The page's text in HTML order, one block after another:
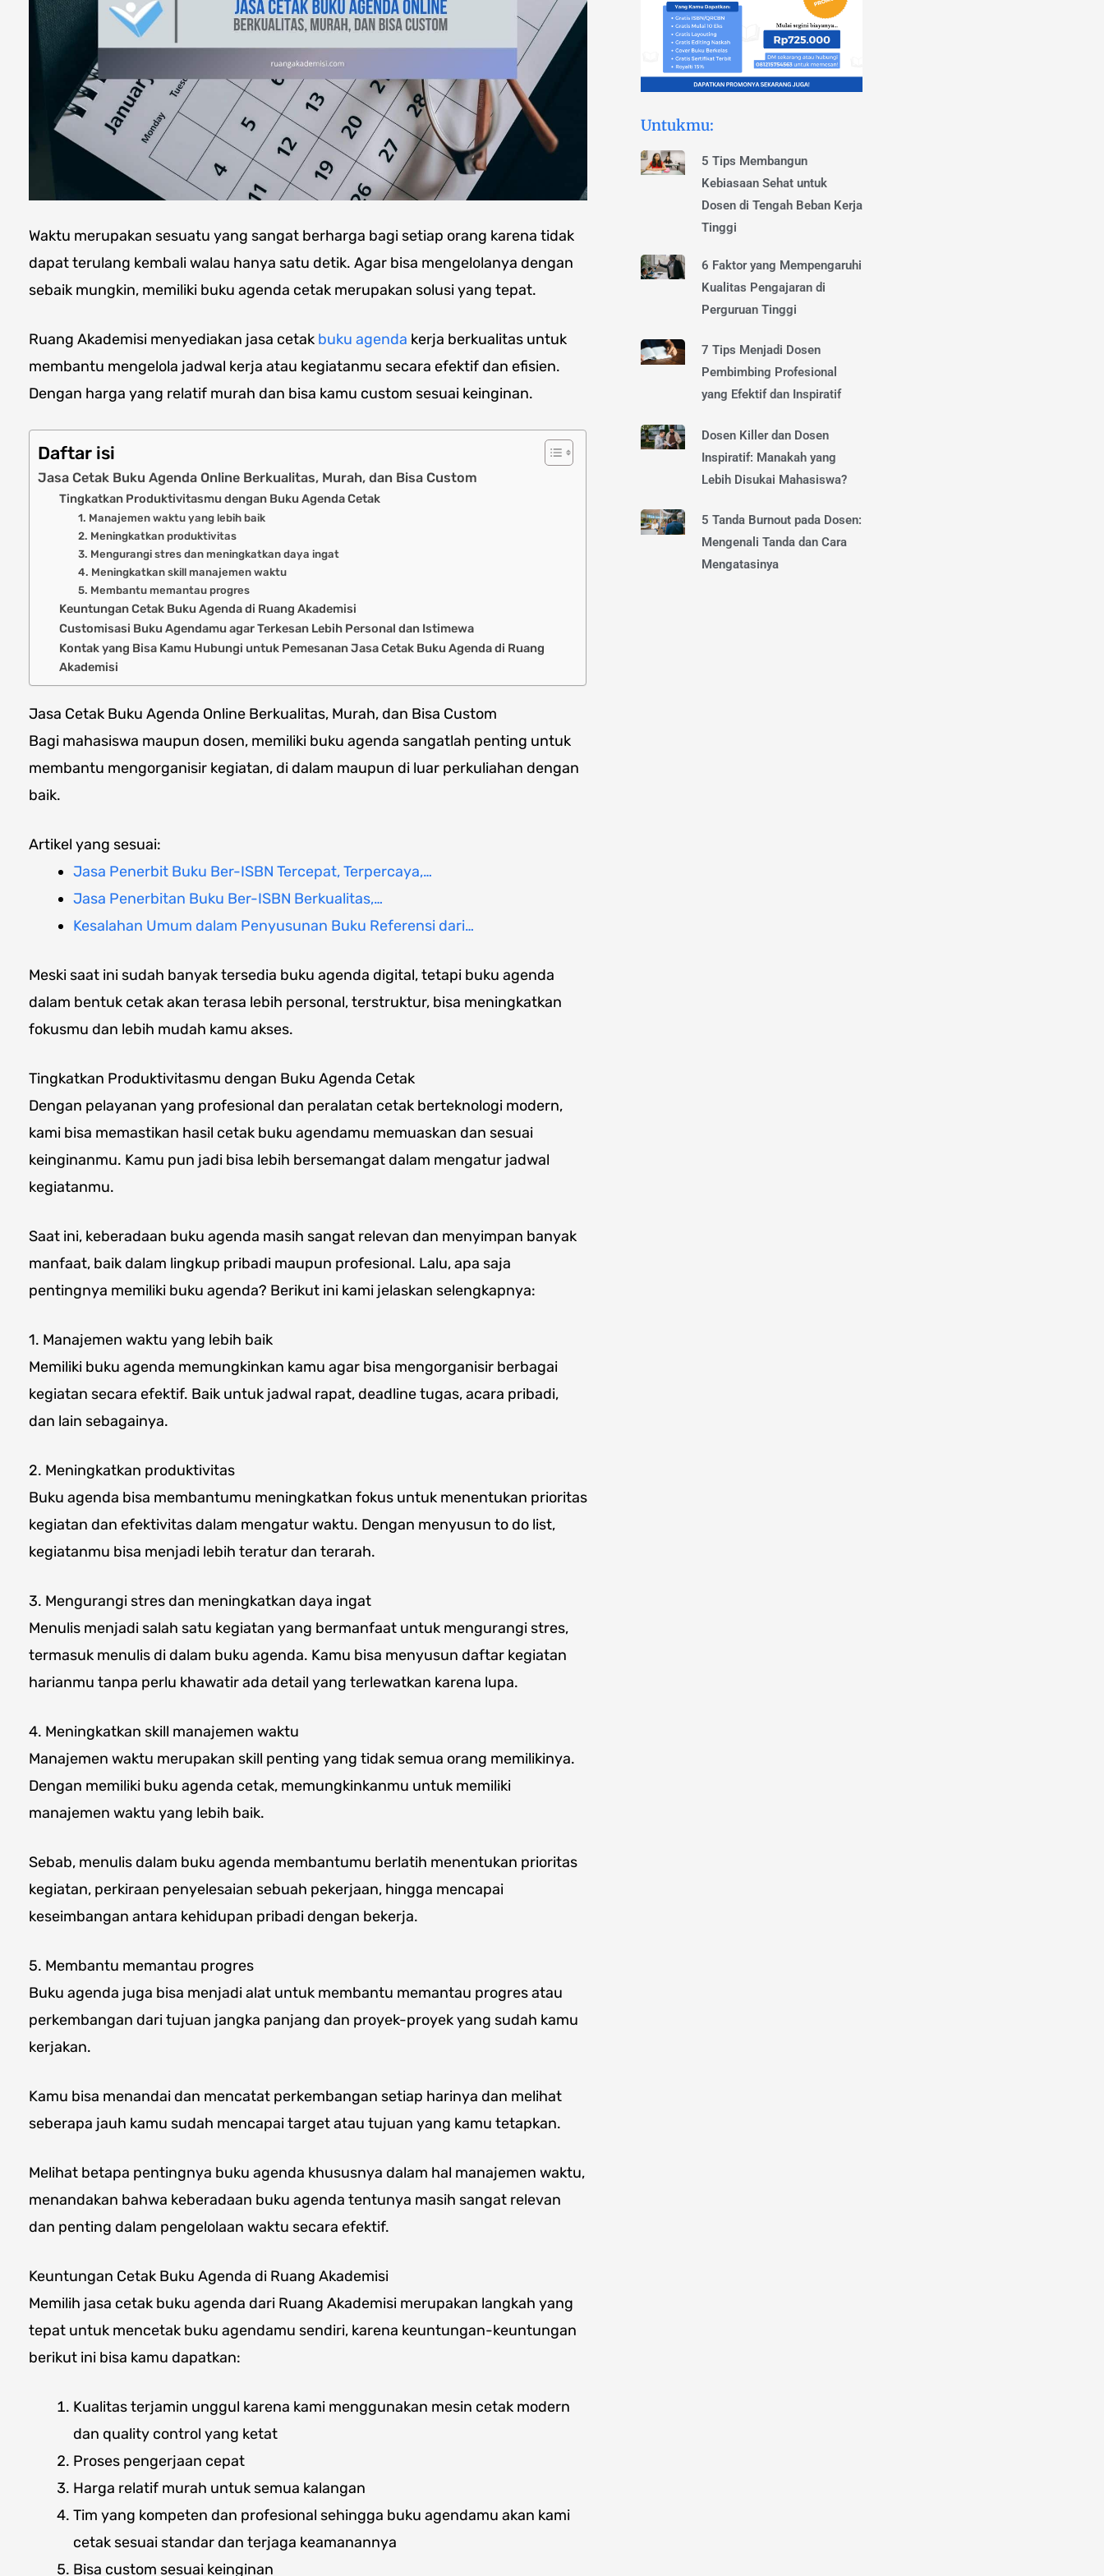
Waktu merupakan sesuatu yang sangat berharga bagi setiap orang karena tidak
dapat terulang kembali walau hanya satu detik. Agar bisa mengelolanya dengan
sebaik mungkin, memiliki buku agenda cetak merupakan solusi yang tepat.
Ruang Akademisi menyediakan jasa cetak buku agenda kerja berkualitas untuk
membantu mengelola jadwal kerja atau kegiatanmu secara efektif dan efisien.
Dengan harga yang relatif murah dan bisa kamu custom sesuai keinginan.
Daftar isi
Jasa Cetak Buku Agenda Online Berkualitas, Murah, dan Bisa Custom
Tingkatkan Produktivitasmu dengan Buku Agenda Cetak
1. Manajemen waktu yang lebih baik
2. Meningkatkan produktivitas
3. Mengurangi stres dan meningkatkan daya ingat
4. Meningkatkan skill manajemen waktu
5. Membantu memantau progres
Keuntungan Cetak Buku Agenda di Ruang Akademisi
Customisasi Buku Agendamu agar Terkesan Lebih Personal dan Istimewa
Kontak yang Bisa Kamu Hubungi untuk Pemesanan Jasa Cetak Buku Agenda di Ruang
Akademisi
Jasa Cetak Buku Agenda Online Berkualitas, Murah, dan Bisa Custom
Bagi mahasiswa maupun dosen, memiliki buku agenda sangatlah penting untuk
membantu mengorganisir kegiatan, di dalam maupun di luar perkuliahan dengan
baik.
Artikel yang sesuai:
Jasa Penerbit Buku Ber-ISBN Tercepat, Terpercaya,…
Jasa Penerbitan Buku Ber-ISBN Berkualitas,…
Kesalahan Umum dalam Penyusunan Buku Referensi dari…
Meski saat ini sudah banyak tersedia buku agenda digital, tetapi buku agenda
dalam bentuk cetak akan terasa lebih personal, terstruktur, bisa meningkatkan
fokusmu dan lebih mudah kamu akses.
Tingkatkan Produktivitasmu dengan Buku Agenda Cetak
Dengan pelayanan yang profesional dan peralatan cetak berteknologi modern,
kami bisa memastikan hasil cetak buku agendamu memuaskan dan sesuai
keinginanmu. Kamu pun jadi bisa lebih bersemangat dalam mengatur jadwal
kegiatanmu.
Saat ini, keberadaan buku agenda masih sangat relevan dan menyimpan banyak
manfaat, baik dalam lingkup pribadi maupun profesional. Lalu, apa saja
pentingnya memiliki buku agenda? Berikut ini kami jelaskan selengkapnya:
1. Manajemen waktu yang lebih baik
Memiliki buku agenda memungkinkan kamu agar bisa mengorganisir berbagai
kegiatan secara efektif. Baik untuk jadwal rapat, deadline tugas, acara pribadi,
dan lain sebagainya.
2. Meningkatkan produktivitas
Buku agenda bisa membantumu meningkatkan fokus untuk menentukan prioritas
kegiatan dan efektivitas dalam mengatur waktu. Dengan menyusun to do list,
kegiatanmu bisa menjadi lebih teratur dan terarah.
3. Mengurangi stres dan meningkatkan daya ingat
Menulis menjadi salah satu kegiatan yang bermanfaat untuk mengurangi stres,
termasuk menulis di dalam buku agenda. Kamu bisa menyusun daftar kegiatan
harianmu tanpa perlu khawatir ada detail yang terlewatkan karena lupa.
4. Meningkatkan skill manajemen waktu
Manajemen waktu merupakan skill penting yang tidak semua orang memilikinya.
Dengan memiliki buku agenda cetak, memungkinkanmu untuk memiliki
manajemen waktu yang lebih baik.
Sebab, menulis dalam buku agenda membantumu berlatih menentukan prioritas
kegiatan, perkiraan penyelesaian sebuah pekerjaan, hingga mencapai
keseimbangan antara kehidupan pribadi dengan bekerja.
5. Membantu memantau progres
Buku agenda juga bisa menjadi alat untuk membantu memantau progres atau
perkembangan dari tujuan jangka panjang dan proyek-proyek yang sudah kamu
kerjakan.
Kamu bisa menandai dan mencatat perkembangan setiap harinya dan melihat
seberapa jauh kamu sudah mencapai target atau tujuan yang kamu tetapkan.
Melihat betapa pentingnya buku agenda khususnya dalam hal manajemen waktu,
menandakan bahwa keberadaan buku agenda tentunya masih sangat relevan
dan penting dalam pengelolaan waktu secara efektif.
Keuntungan Cetak Buku Agenda di Ruang Akademisi
Memilih jasa cetak buku agenda dari Ruang Akademisi merupakan langkah yang
tepat untuk mencetak buku agendamu sendiri, karena keuntungan-keuntungan
berikut ini bisa kamu dapatkan:
Kualitas terjamin unggul karena kami menggunakan mesin cetak modern
dan quality control yang ketat
Proses pengerjaan cepat
Harga relatif murah untuk semua kalangan
Tim yang kompeten dan profesional sehingga buku agendamu akan kami
cetak sesuai standar dan terjaga keamanannya
Bisa custom sesuai keinginan
Untukmu:
5 Tips Membangun
Kebiasaan Sehat untuk
Dosen di Tengah Beban Kerja
Tinggi
6 Faktor yang Mempengaruhi
Kualitas Pengajaran di
Perguruan Tinggi
7 Tips Menjadi Dosen
Pembimbing Profesional
yang Efektif dan Inspiratif
Dosen Killer dan Dosen
Inspiratif: Manakah yang
Lebih Disukai Mahasiswa?
5 Tanda Burnout pada Dosen:
Mengenali Tanda dan Cara
Mengatasinya